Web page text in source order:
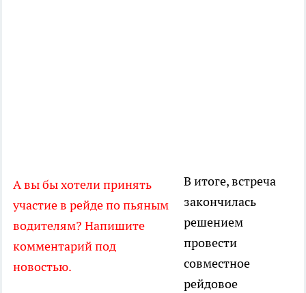
А вы бы хотели принять
участие в рейде по пьяным
водителям? Напишите
комментарий под
новостью.
В итоге, встреча
закончилась
решением
провести
совместное
рейдовое